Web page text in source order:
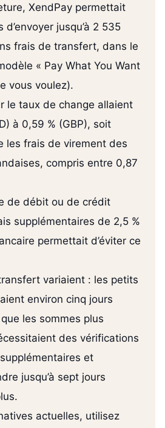
XendPay permettait
jusqu’à 2 535
frais de transfert, dans le
« Pay What You Want
vous voulez).
le taux de change allaient
à 0,59 % (GBP), soit
les frais de virement des
compris entre 0,87
de débit ou de crédit
supplémentaires de 2,5 %
permettait d’éviter ce
variaient : les petits
environ cinq jours
les sommes plus
des vérifications
et
jusqu’à sept jours
actuelles, utilisez